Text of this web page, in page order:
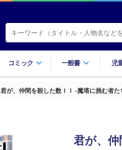
コミック 一般書 児
君が、仲間を殺した数ＩＩ ‐魔塔に挑む者た
君が、仲